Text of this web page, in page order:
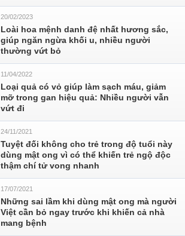
20/02/2023
Loài hoa mệnh danh đệ nhất hương sắc,
giúp ngăn ngừa khối u, nhiều người
thường vứt bỏ
11/04/2022
Loại quả có vỏ giúp làm sạch máu, giảm
mỡ trong gan hiệu quả: Nhiều người vẫn
vứt đi
24/11/2021
Tuyệt đối không cho trẻ trong độ tuổi này
dùng mật ong vì có thể khiến trẻ ngộ độc
thậm chí tử vong nhanh
17/07/2021
Những sai lầm khi dùng mật ong mà người
Việt cần bỏ ngay trước khi khiến cả nhà
mang bệnh